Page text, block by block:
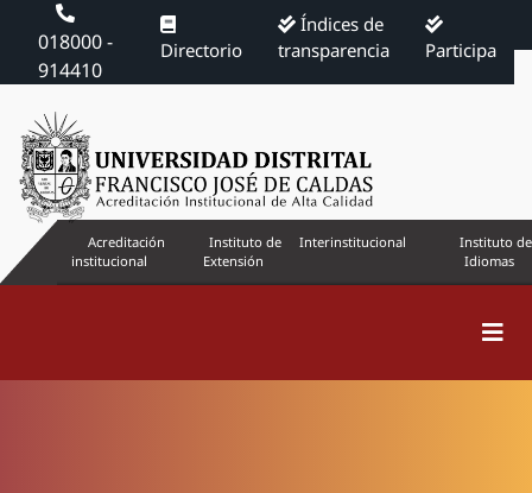
018000 -
914410
Directorio
Índices de
transparencia
Participa
Acreditación
institucional
Instituto de
Extensión
Interinstitucional
Instituto de
Idiomas